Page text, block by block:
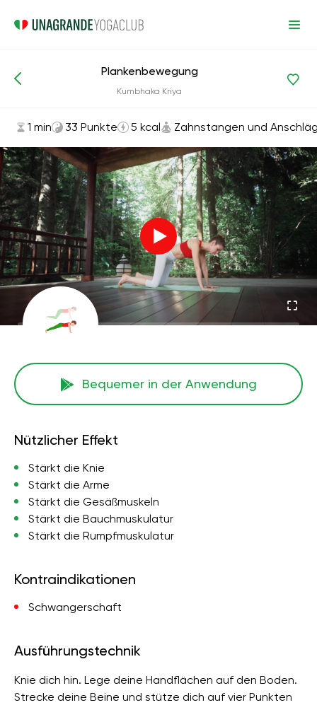
Asanas und Übungen Zahnstangen und Anschläge
Plankenbewegung
Kumbhaka Kriya
1 min 33 Punkte 5 kcal Zahnstangen und
Bequemer in der Anwendung
Nützlicher Effekt
Stärkt die Knie
Stärkt die Arme
Stärkt die Gesäßmuskeln
Stärkt die Bauchmuskulatur
Stärkt die Rumpfmuskulatur
Kontraindikationen
Schwangerschaft
Ausführungstechnik
Knie dich hin. Lege deine Handflächen auf den Boden.
Strecke deine Beine und stütze dich auf vier Punkten